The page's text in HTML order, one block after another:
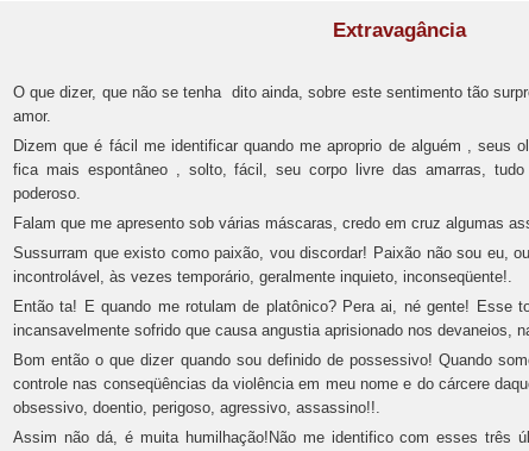
Extravagância
O que dizer, que não se tenha dito ainda, sobre este sentimento tão
amor.
Dizem que é fácil me identificar quando me aproprio de alguém , seus
fica mais espontâneo , solto, fácil, seu corpo livre das amarras,
poderoso.
Falam que me apresento sob várias máscaras, credo em cruz algumas
Sussurram que existo como paixão, vou discordar! Paixão não sou eu,
incontrolável, às vezes temporário, geralmente inquieto, inconseqüente!.
Então ta! E quando me rotulam de platônico? Pera ai, né gente! Esse
incansavelmente sofrido que causa angustia aprisionado nos devaneios,
Bom então o que dizer quando sou definido de possessivo! Quando
controle nas conseqüências da violência em meu nome e do cárcere
obsessivo, doentio, perigoso, agressivo, assassino!!.
Assim não dá, é muita humilhação!Não me identifico com esses três